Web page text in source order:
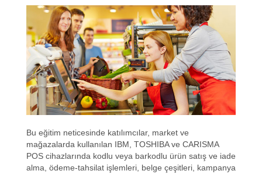
Bu eğitim neticesinde katılımcılar, market ve
mağazalarda kullanılan IBM, TOSHIBA ve CARISMA
POS cihazlarında kodlu veya barkodlu ürün satış ve iade
alma, ödeme-tahsilat işlemleri, belge çeşitleri, kampanya